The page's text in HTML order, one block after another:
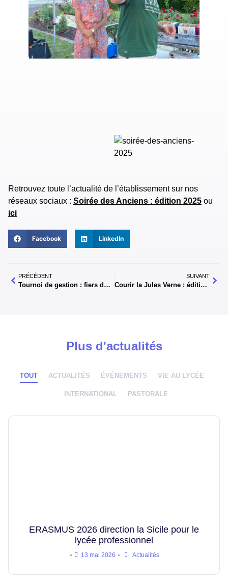
Retrouvez toute l’actualité de l’établissement sur nos
réseaux sociaux : Soirée des Anciens : édition 2025 ou
ici
Facebook LinkedIn
PRÉCÉDENT
Tournoi de gestion : fiers de nos élèves de 1-STMG !
SUIVANT
Courir la Jules Verne : édition 2025
Plus d'actualités
TOUT ACTUALITÉS ÉVÉNEMENTS VIE AU LYCÉE
INTERNATIONAL PASTORALE
ERASMUS 2026 direction la Sicile pour le
lycée professionnel
• 13 mai 2026 • Actualités